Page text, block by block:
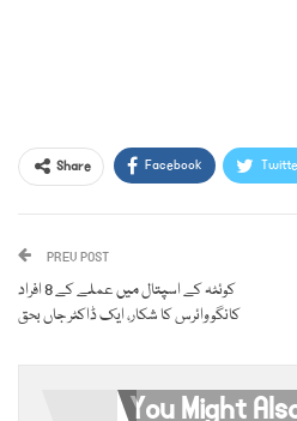
Share Facebook
Email
PREV POST
کوئٹہ کے اسپتال میں عملے کے 8 افراد
کانگو وائرس کا شکار، ایک ڈاکٹر جاں بحق
You Might